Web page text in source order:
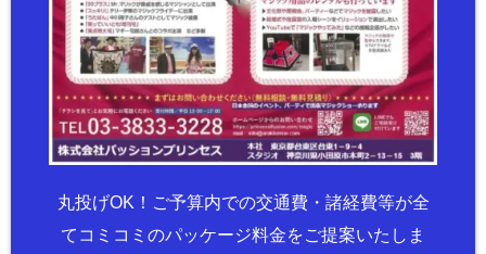
丸投げOK！ご予算内での交通費・諸経費等が全
てコミコミのパッケージ料金をご提案いたしま